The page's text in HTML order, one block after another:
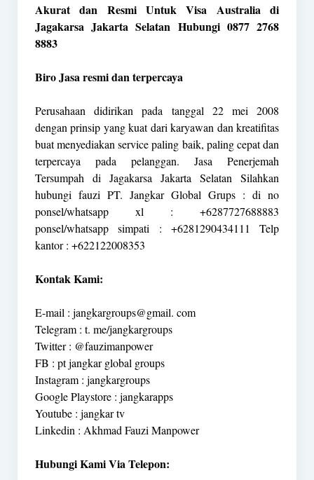
Akurat dan Resmi Untuk Visa Australia di
Jagakarsa Jakarta Selatan Hubungi 0877 2768
8883
Biro Jasa resmi dan terpercaya
Perusahaan didirikan pada tanggal 22 mei 2008
dengan prinsip yang kuat dari karyawan dan kreatifitas
buat menyediakan service paling baik, paling cepat dan
terpercaya pada pelanggan. Jasa Penerjemah
Tersumpah di Jagakarsa Jakarta Selatan Silahkan
hubungi fauzi PT. Jangkar Global Grups : di no
ponsel/whatsapp xl : +6287727688883
ponsel/whatsapp simpati : +6281290434111 Telp
kantor : +622122008353
Kontak Kami:
E-mail : jangkargroups@gmail. com
Telegram : t. me/jangkargroups
Twitter : @fauzimanpower
FB : pt jangkar global groups
Instagram : jangkargroups
Google Playstore : jangkarapps
Youtube : jangkar tv
Linkedin : Akhmad Fauzi Manpower
Hubungi Kami Via Telepon: